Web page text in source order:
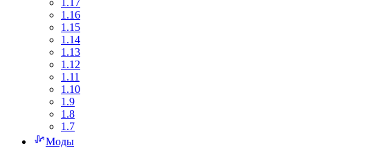
1.17
1.16
1.15
1.14
1.13
1.12
1.11
1.10
1.9
1.8
1.7
Моды